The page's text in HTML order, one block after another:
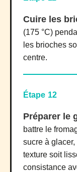
Cuire les
(175 °C)
les brioches
centre.
Étape 12
Préparer le
battre le
sucre à
texture soit
consistance